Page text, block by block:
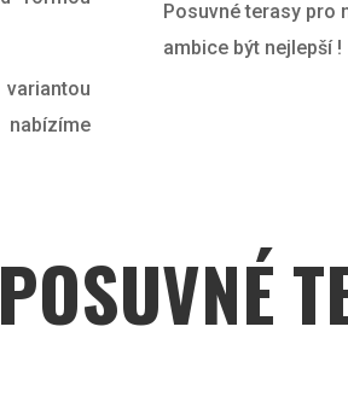
Posuvné terasy pro
ambice být nejlepší !